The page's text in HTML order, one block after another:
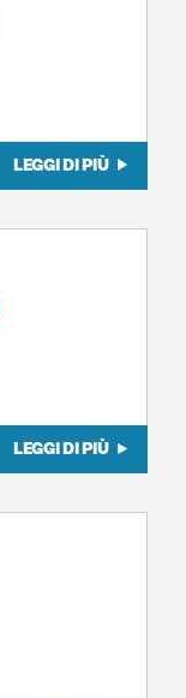
LEGGI DI PIÙ
LEGGI DI PIÙ